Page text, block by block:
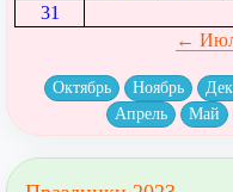
31
←
Октябрь Ноябрь
Апрель
Май